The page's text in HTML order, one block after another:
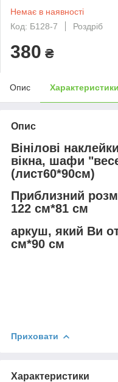
Немає в наявності
Код: Б128-7
Роздріб
380 ₴
Опис Характеристики
Опис
Вінілові
вікна, шафи
(лист60*90см)
Приблизний
122 см*81 см
аркуш, який Ви
см*90 см
Приховати
Характеристики